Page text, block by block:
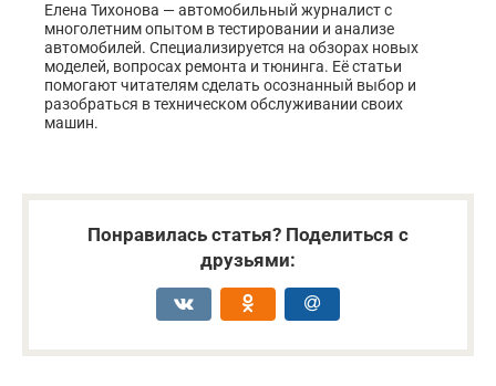
Елена Тихонова — автомобильный журналист с
многолетним опытом в тестировании и анализе
автомобилей. Специализируется на обзорах новых
моделей, вопросах ремонта и тюнинга. Её статьи
помогают читателям сделать осознанный выбор и
разобраться в техническом обслуживании своих
машин.
Понравилась статья? Поделиться с
друзьями: